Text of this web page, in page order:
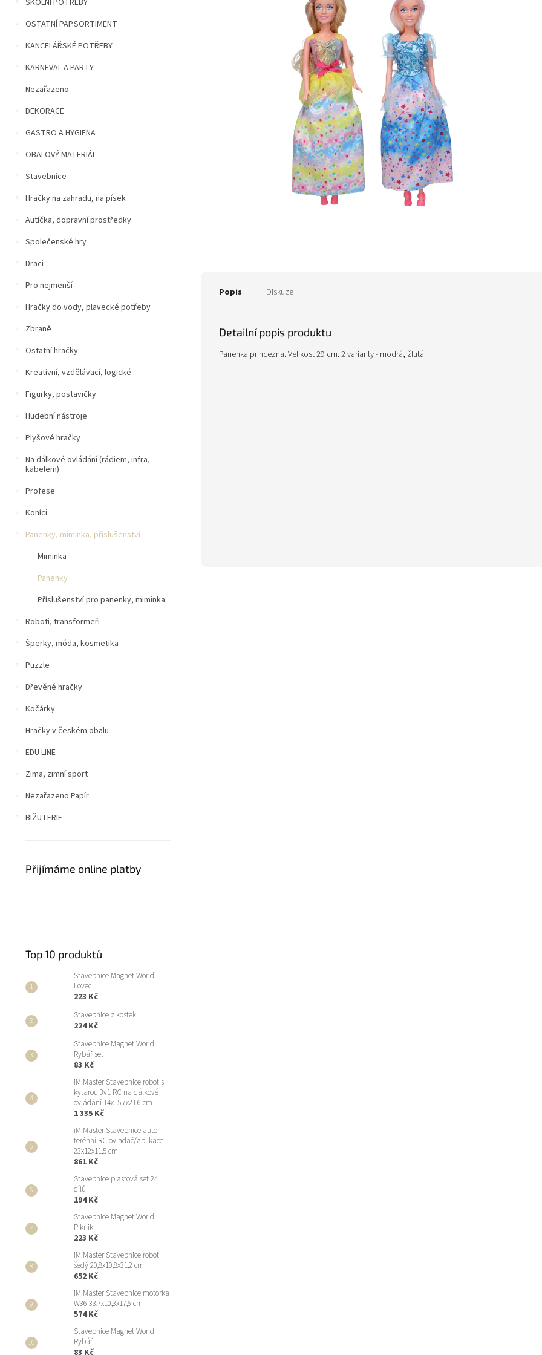
p
a
e
ŠKOLNÍ POTŘEBY
OSTATNÍ PAP.SORTIMENT
KANCELÁŘSKÉ POTŘEBY
KARNEVAL A PARTY
Nezařazeno
DEKORACE
GASTRO A HYGIENA
OBALOVÝ MATERIÁL
Stavebnice
Hračky na zahradu, na písek
Autíčka, dopravní prostředky
Společenské hry
Draci
Pro nejmenší
Hračky do vody, plavecké potřeby
Zbraně
Ostatní hračky
Kreativní, vzdělávací, logické
Figurky, postavičky
Hudební nástroje
Plyšové hračky
Na dálkové ovládání (rádiem, infra,
kabelem)
Profese
Koníci
Panenky, miminka, příslušenství
Miminka
Panenky
Příslušenství pro panenky, miminka
Roboti, transformeři
Šperky, móda, kosmetika
Puzzle
Dřevěné hračky
Kočárky
Hračky v českém obalu
EDU LINE
Zima, zimní sport
Nezařazeno Papír
BIŽUTERIE
Přijímáme online platby
Top 10 produktů
Stavebnice Magnet World
Lovec
223 Kč
Stavebnice z kostek
224 Kč
Stavebnice Magnet World
Rybář set
83 Kč
iM.Master Stavebnice robot s
kytarou 3v1 RC na dálkové
ovládání 14x15,7x21,6 cm
1 335 Kč
iM.Master Stavebnice auto
terénní RC ovladač/aplikace
23x12x11,5 cm
861 Kč
Stavebnice plastová set 24
dílů
194 Kč
Stavebnice Magnet World
Piknik
223 Kč
iM.Master Stavebnice robot
šedý 20,8x10,8x31,2 cm
652 Kč
iM.Master Stavebnice motorka
W36 33,7x10,3x17,6 cm
574 Kč
Stavebnice Magnet World
Rybář
83 Kč
Popis Diskuze
Detailní popis produktu
Panenka princezna. Velikost 29 cm. 2 varianty - modrá, žlutá